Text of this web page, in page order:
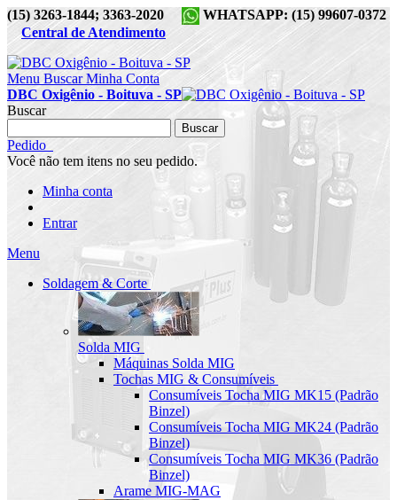
(15) 3263-1844; 3363-2020
WHATSAPP: (15) 99607-0372
Central de Atendimento
Menu Buscar Minha Conta
DBC Oxigênio - Boituva - SP
Buscar
Buscar
Pedido
Você não tem itens no seu pedido.
Minha conta
Entrar
Menu
Soldagem & Corte
Solda MIG
Máquinas Solda MIG
Tochas MIG & Consumíveis
Consumíveis Tocha MIG MK15 (Padrão
Binzel)
Consumíveis Tocha MIG MK24 (Padrão
Binzel)
Consumíveis Tocha MIG MK36 (Padrão
Binzel)
Arame MIG-MAG